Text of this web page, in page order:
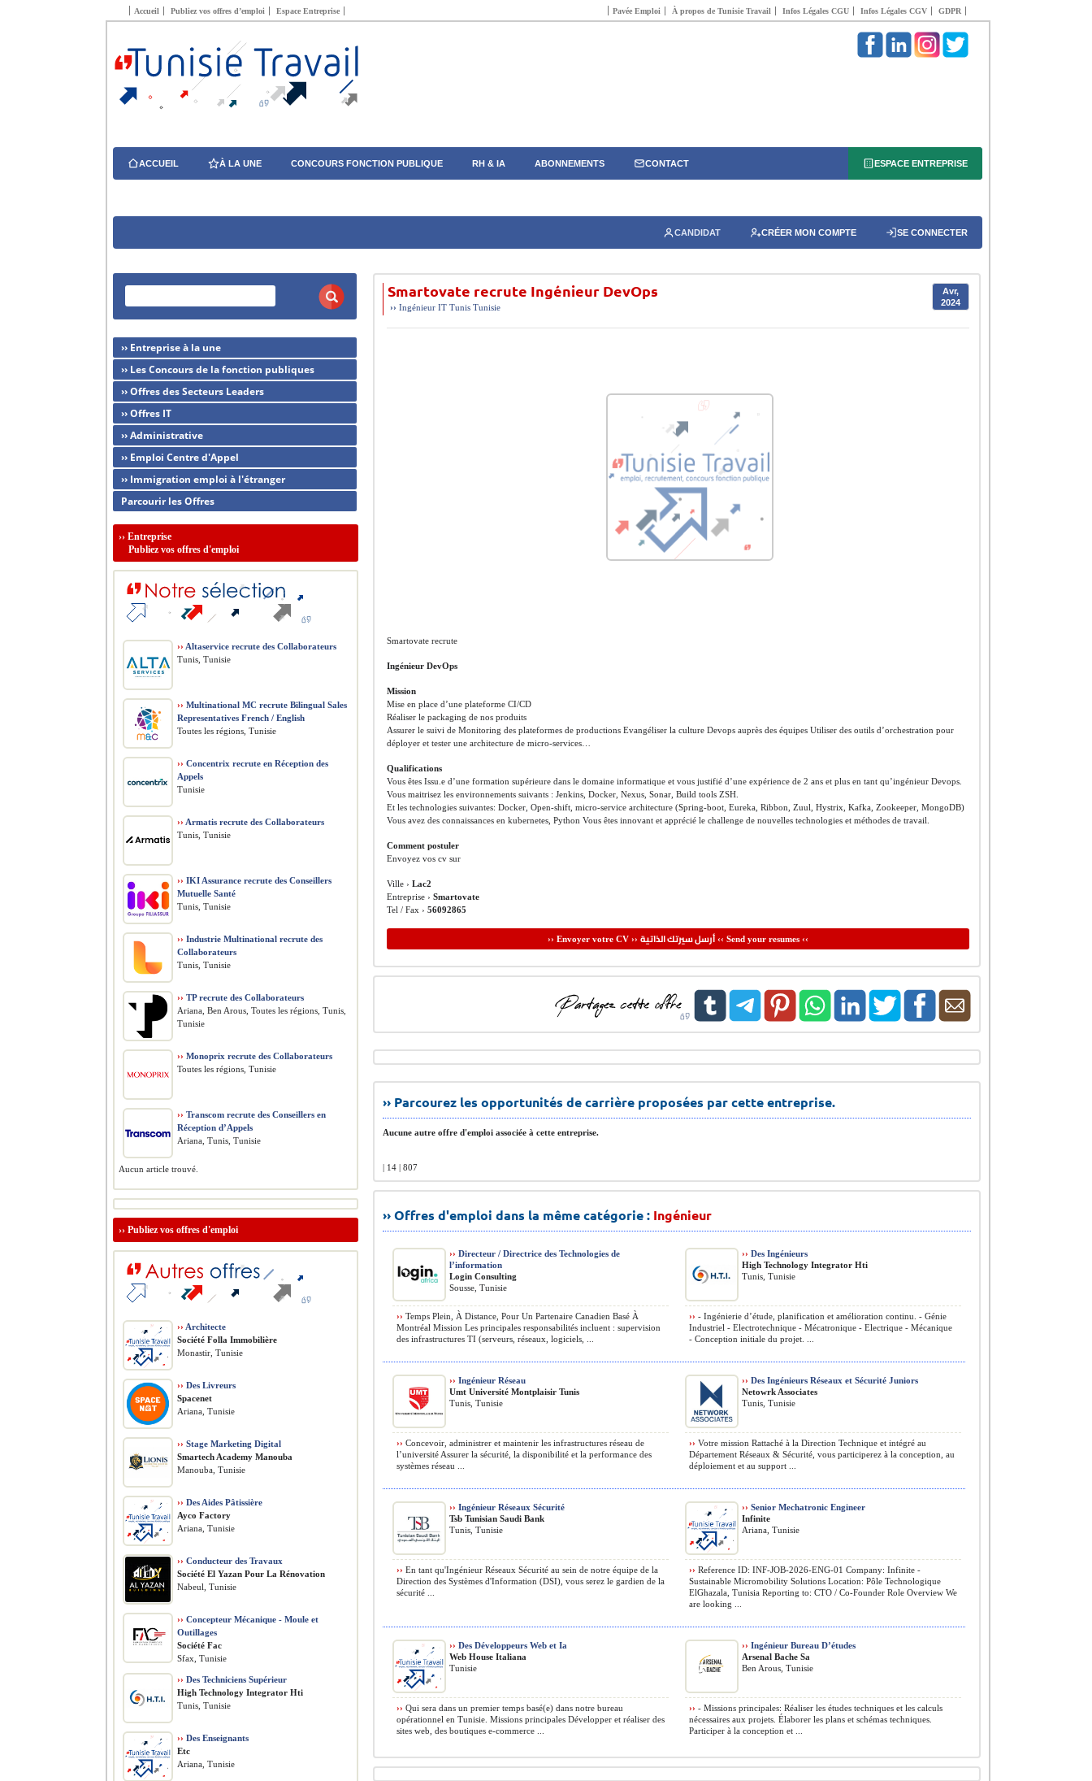
Accueil Publiez vos offres d’emploi Espace Entreprise Pavée Emploi À propos de Tunisie Travail Infos Légales CGU Infos Légales CGV GDPR
ACCUEIL À LA UNE CONCOURS FONCTION PUBLIQUE RH & IA ABONNEMENTS CONTACT ESPACE ENTREPRISE
CANDIDAT CRÉER MON COMPTE SE CONNECTER
Smartovate recrute Ingénieur DevOps
Avr,
2024
›› Ingénieur IT Tunis Tunisie
Smartovate recrute
Ingénieur DevOps
Mission
Mise en place d’une plateforme CI/CD
Réaliser le packaging de nos produits
Assurer le suivi de Monitoring des plateformes de productions Evangéliser la culture Devops auprès des équipes Utiliser des outils d’orchestration pour
déployer et tester une architecture de micro-services…
Qualifications
Vous êtes Issu.e d’une formation supérieure dans le domaine informatique et vous justifié d’une expérience de 2 ans et plus en tant qu’ingénieur Devops.
Vous maitrisez les environnements suivants : Jenkins, Docker, Nexus, Sonar, Build tools ZSH.
Et les technologies suivantes: Docker, Open-shift, micro-service architecture (Spring-boot, Eureka, Ribbon, Zuul, Hystrix, Kafka, Zookeeper, MongoDB)
Vous avez des connaissances en kubernetes, Python Vous êtes innovant et apprécié le challenge de nouvelles technologies et méthodes de travail.
Comment postuler
Envoyez vos cv sur
Ville › Lac2
Entreprise › Smartovate
Tel / Fax › 56092865
›› Envoyer votre CV ›› أرسل سيرتك الذاتية‹‹ Send your resumes ‹‹
›› Parcourez les opportunités de carrière proposées par cette entreprise.
Aucune autre offre d'emploi associée à cette entreprise.
| 14 | 807
›› Offres d'emploi dans la même catégorie : Ingénieur
›› Directeur / Directrice des Technologies de
l’information
Login Consulting
Sousse, Tunisie
›› Temps Plein, À Distance, Pour Un Partenaire Canadien Basé À
Montréal Mission Les principales responsabilités incluent : supervision
des infrastructures TI (serveurs, réseaux, logiciels, ...
›› Des Ingénieurs
High Technology Integrator Hti
Tunis, Tunisie
›› - Ingénierie d’étude, planification et amélioration continu. - Génie
Industriel - Electrotechnique - Mécatronique - Electrique - Mécanique
- Conception initiale du projet. ...
›› Ingénieur Réseau
Umt Université Montplaisir Tunis
Tunis, Tunisie
›› Concevoir, administrer et maintenir les infrastructures réseau de
l’université Assurer la sécurité, la disponibilité et la performance des
systèmes réseau ...
›› Des Ingénieurs Réseaux et Sécurité Juniors
Netowrk Associates
Tunis, Tunisie
›› Votre mission Rattaché à la Direction Technique et intégré au
Département Réseaux & Sécurité, vous participerez à la conception, au
déploiement et au support ...
›› Ingénieur Réseaux Sécurité
Tsb Tunisian Saudi Bank
Tunis, Tunisie
›› En tant qu'Ingénieur Réseaux Sécurité au sein de notre équipe de la
Direction des Systèmes d'Information (DSI), vous serez le gardien de la
sécurité ...
›› Senior Mechatronic Engineer
Infinite
Ariana, Tunisie
›› Reference ID: INF-JOB-2026-ENG-01 Company: Infinite -
Sustainable Micromobility Solutions Location: Pôle Technologique
ElGhazala, Tunisia Reporting to: CTO / Co-Founder Role Overview We
are looking ...
›› Des Développeurs Web et Ia
Web House Italiana
Tunisie
›› Qui sera dans un premier temps basé(e) dans notre bureau
opérationnel en Tunisie. Missions principales Développer et réaliser des
sites web, des boutiques e-commerce ...
›› Ingénieur Bureau D’études
Arsenal Bache Sa
Ben Arous, Tunisie
›› - Missions principales: Réaliser les études techniques et les calculs
nécessaires aux projets. Élaborer les plans et schémas techniques.
Participer à la conception et ...
›› Entreprise à la une
›› Les Concours de la fonction publiques
›› Offres des Secteurs Leaders
›› Offres IT
›› Administrative
›› Emploi Centre d'Appel
›› Immigration emploi à l'étranger
Parcourir les Offres
›› Entreprise
Publiez vos offres d'emploi
›› Altaservice recrute des Collaborateurs
Tunis, Tunisie
›› Multinational MC recrute Bilingual Sales
Representatives French / English
Toutes les régions, Tunisie
›› Concentrix recrute en Réception des
Appels
Tunisie
›› Armatis recrute des Collaborateurs
Tunis, Tunisie
›› IKI Assurance recrute des Conseillers
Mutuelle Santé
Tunis, Tunisie
›› Industrie Multinational recrute des
Collaborateurs
Tunis, Tunisie
›› TP recrute des Collaborateurs
Ariana, Ben Arous, Toutes les régions, Tunis,
Tunisie
›› Monoprix recrute des Collaborateurs
Toutes les régions, Tunisie
›› Transcom recrute des Conseillers en
Réception d’Appels
Ariana, Tunis, Tunisie
Aucun article trouvé.
›› Publiez vos offres d'emploi
›› Architecte
Société Folla Immobilière
Monastir, Tunisie
›› Des Livreurs
Spacenet
Ariana, Tunisie
›› Stage Marketing Digital
Smartech Academy Manouba
Manouba, Tunisie
›› Des Aides Pâtissière
Ayco Factory
Ariana, Tunisie
›› Conducteur des Travaux
Société El Yazan Pour La Rénovation
Nabeul, Tunisie
›› Concepteur Mécanique - Moule et
Outillages
Société Fac
Sfax, Tunisie
›› Des Techniciens Supérieur
High Technology Integrator Hti
Tunis, Tunisie
›› Des Enseignants
Etc
Ariana, Tunisie